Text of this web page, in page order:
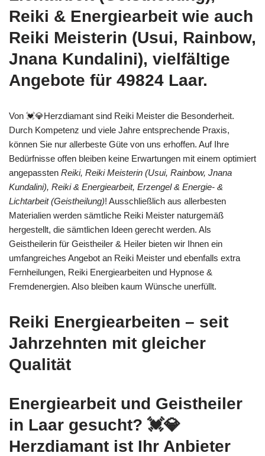
Reiki & Energiearbeit wie auch
Reiki Meisterin (Usui, Rainbow,
Jnana Kundalini), vielfältige
Angebote für 49824 Laar.
Von 💓️💎Herzdiamant sind Reiki Meister die Besonderheit.
Durch Kompetenz und viele Jahre entsprechende Praxis,
können Sie nur allerbeste Güte von uns erhoffen. Auf Ihre
Bedürfnisse offen bleiben keine Erwartungen mit einem optimiert
angepassten Reiki, Reiki Meisterin (Usui, Rainbow, Jnana
Kundalini), Reiki & Energiearbeit, Erzengel & Energie- &
Lichtarbeit (Geistheilung)! Ausschließlich aus allerbesten
Materialien werden sämtliche Reiki Meister naturgemäß
hergestellt, die sämtlichen Ideen gerecht werden. Als
Geistheilerin für Geistheiler & Heiler bieten wir Ihnen ein
umfangreiches Angebot an Reiki Meister und ebenfalls extra
Fernheilungen, Reiki Energiearbeiten und Hypnose &
Fremdenergien. Also bleiben kaum Wünsche unerfüllt.
Reiki Energiearbeiten – seit
Jahrzehnten mit gleicher
Qualität
Energiearbeit und Geistheiler
in Laar gesucht? 💓️💎
Herzdiamant ist Ihr Anbieter